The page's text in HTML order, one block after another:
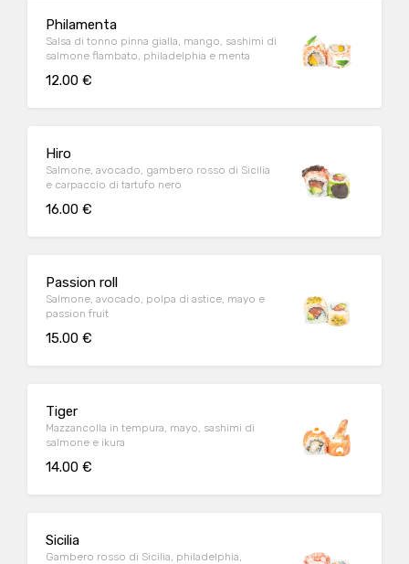
Philamenta
Salsa di tonno pinna gialla, mango, sashimi di
salmone flambato, philadelphia e menta
12.00 €
Hiro
Salmone, avocado, gambero rosso di Sicilia
e carpaccio di tartufo nero
16.00 €
Passion roll
Salmone, avocado, polpa di astice, mayo e
passion fruit
15.00 €
Tiger
Mazzancolla in tempura, mayo, sashimi di
salmone e ikura
14.00 €
Sicilia
Gambero rosso di Sicilia, philadelphia,